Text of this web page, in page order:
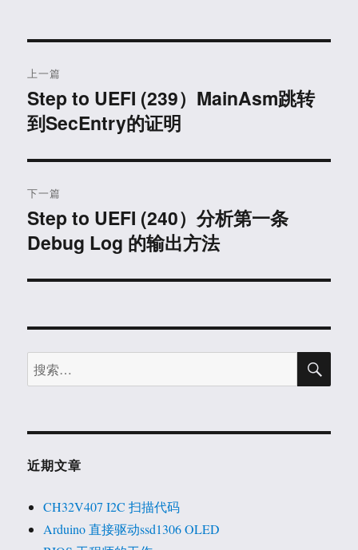
章
导
航
上一篇
上
篇
章：
Step to UEFI (239）MainAsm跳转
到SecEntry的证明
下一篇
下
篇
章：
Step to UEFI (240）分析第一条
Debug Log 的输出方法
搜
索：
搜
近期文章
CH32V407 I2C 扫描代码
Arduino 直接驱动ssd1306 OLED